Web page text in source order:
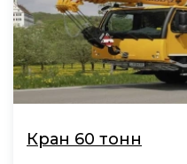
Кран 60 тонн